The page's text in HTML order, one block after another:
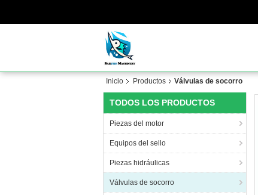
Inicio Productos Válvulas de socorro
TODOS LOS PRODUCTOS
Piezas del motor
Equipos del sello
Piezas hidráulicas
Válvulas de socorro